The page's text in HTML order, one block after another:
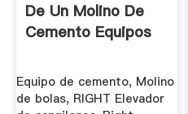
De Un Molino De
Cemento Equipos
Equipo de cemento, Molino
de bolas, RIGHT Elevador